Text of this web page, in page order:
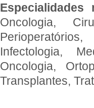
Especialidades
Oncologia,
Infectologia,
Oncologia,
Transplantes,